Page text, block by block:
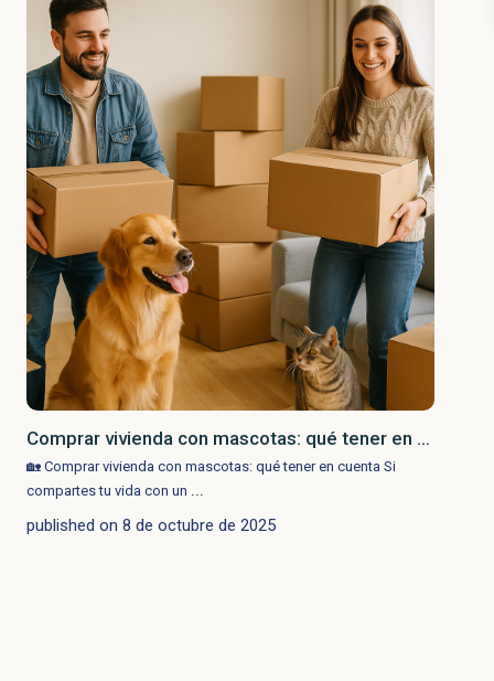
Comprar vivienda con mascotas: qué tener en ...
🏡 Comprar vivienda con mascotas: qué tener en cuenta Si
compartes tu vida con un ...
published on 8 de octubre de 2025